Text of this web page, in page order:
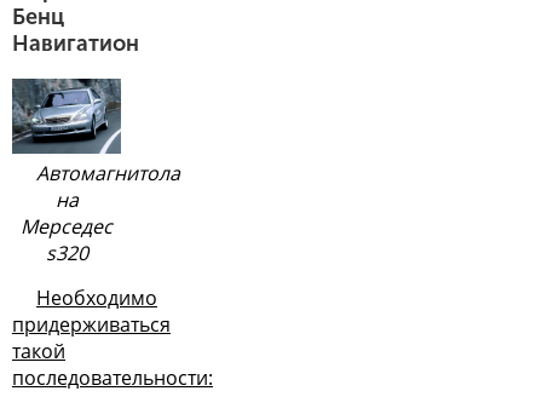
Бенц
Навигатион
Автомагнитола
на
Мерседес
s320
Необходимо
придерживаться
такой
последовательности: